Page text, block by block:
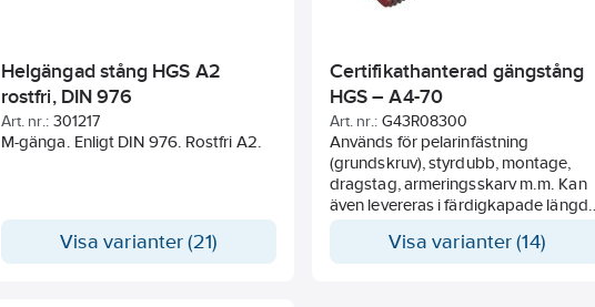
Helgängad stång HGS A2
rostfri, DIN 976
Art. nr.: 301217
M-gänga. Enligt DIN 976. Rostfri A2.
Visa varianter (21)
Certifikathanterad gängstång
HGS – A4-70
Art. nr.: G43R08300
Används för pelarinfästning
(grundskruv), styrdubb, montage,
dragstag, armeringsskarv m.m. Kan
även levereras i färdigkapade längder
Visa varianter (14)